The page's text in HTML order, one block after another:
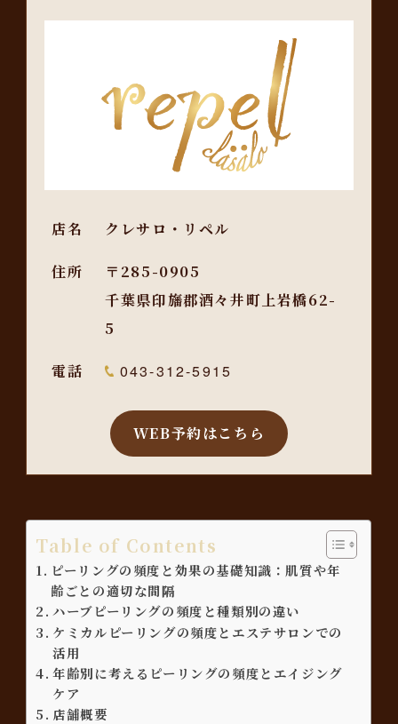
店名 クレサロ・リペル
住所
〒285-0905
千葉県印旛郡酒々井町上岩橋62-
5
電話 043-312-5915
WEB予約はこちら
Table of Contents
ピーリングの頻度と効果の基礎知識：肌質や年
齢ごとの適切な間隔
ハーブピーリングの頻度と種類別の違い
ケミカルピーリングの頻度とエステサロンでの
活用
年齢別に考えるピーリングの頻度とエイジング
ケア
店舗概要